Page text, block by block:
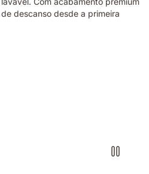
descanso desde a primeira